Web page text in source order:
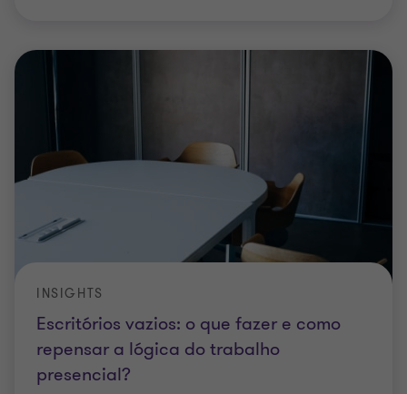
Escritórios vazios: o que fazer e como
repensar a lógica do trabalho
presencial?
INSIGHTS